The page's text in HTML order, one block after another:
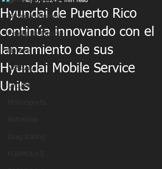
Vehículos Nuevos
Prueba de Manejo
Noticias
NASCAR
Circuito
Hyundai de Puerto Rico
continúa innovando con el
lanzamiento de sus
Hyundai Mobile Service
Units